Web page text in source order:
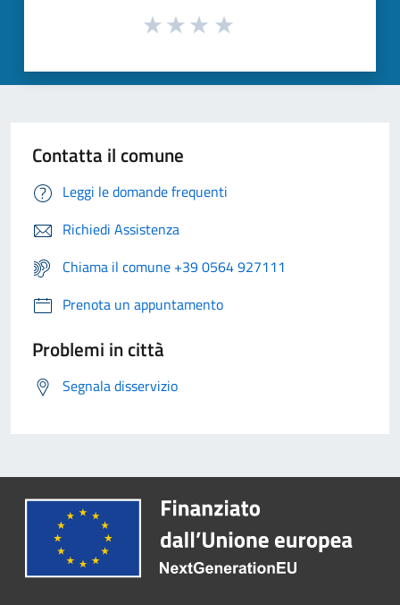
Contatta il comune
Leggi le domande frequenti
Richiedi Assistenza
Chiama il comune +39 0564 927111
Prenota un appuntamento
Problemi in città
Segnala disservizio